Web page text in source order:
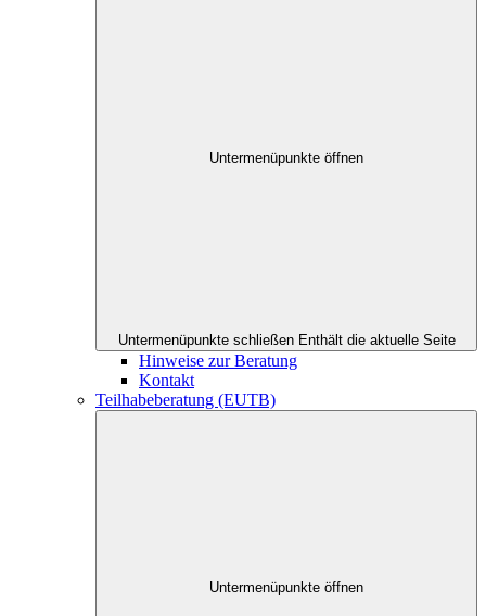
Untermenüpunkte öffnen
Untermenüpunkte schließen Enthält die aktuelle Seite
Hinweise zur Beratung
Kontakt
Teilhabeberatung (EUTB)
Untermenüpunkte öffnen